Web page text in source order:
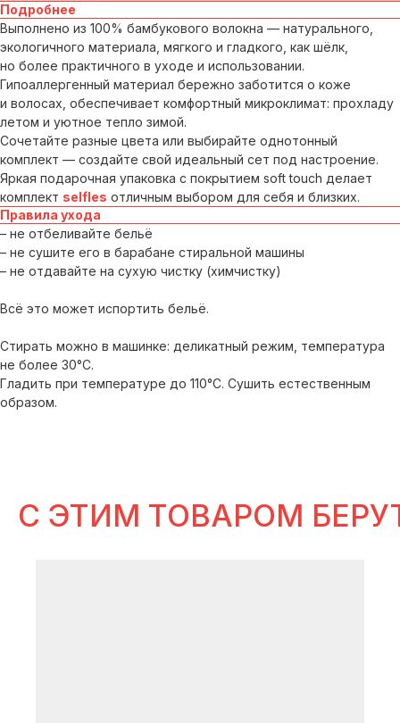
Подробнее
Выполнено из 100% бамбукового волокна — натурального,
экологичного материала, мягкого и гладкого, как шёлк,
но более практичного в уходе и использовании.
Гипоаллергенный материал бережно заботится о коже
и волосах, обеспечивает комфортный микроклимат: прохладу
летом и уютное тепло зимой.
Сочетайте разные цвета или выбирайте однотонный
комплект — создайте свой идеальный сет под настроение.
Яркая подарочная упаковка с покрытием soft touch делает
комплект selfles отличным выбором для себя и близких.
Правила ухода
– не отбеливайте бельё
– не сушите его в барабане стиральной машины
– не отдавайте на сухую чистку (химчистку)
Всё это может испортить бельё.
Стирать можно в машинке: деликатный режим, температура
не более 30°С.
Гладить при температуре до 110°С. Сушить естественным
образом.
C ЭТИМ ТОВАРОМ
идеи
для готовых сетов